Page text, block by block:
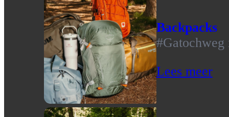
Backpacks
#Gatochweg
Lees meer